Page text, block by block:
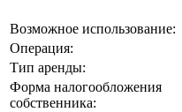
Возможное использование:
Операция:
Тип аренды:
Форма налогообложения
собственника: